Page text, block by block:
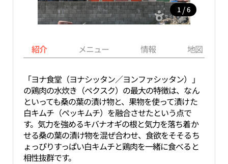
1 / 6
紹介 メニュー 情報 地図
「ヨナ食堂（ヨナシッタン／ヨンファシッタン）」
の鶏肉の水炊き（ペクスク）の最大の特徴は、なん
といっても桑の葉の漬け物と、果物を使って漬けた
白キムチ（ペッキムチ）を融合させたという点で
す。気力を強めるキバナオギの根と気力を落ち着か
せる桑の葉の漬け物を混ぜ合わせ、食欲をそそるち
ょっぴりすっぱい白キムチと鶏肉を一緒に食べると
相性抜群です。